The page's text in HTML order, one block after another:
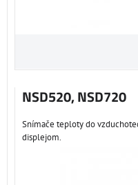
NSD520, NSD720
Snímače teploty do
displejom.